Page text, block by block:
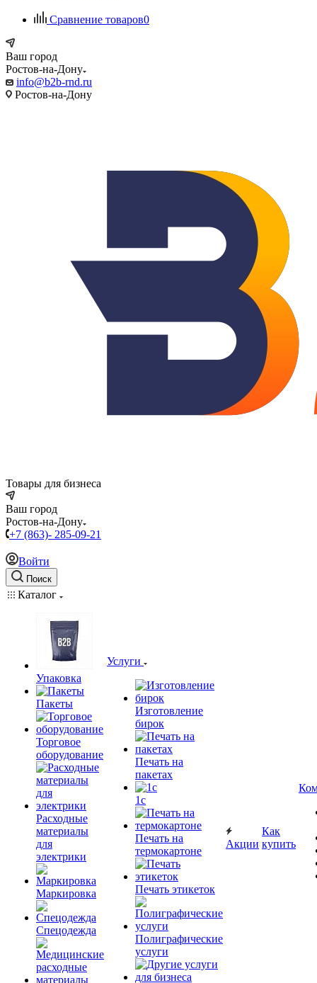
Сравнение товаров0
Ваш город
Ростов-на-Дону
info@b2b-rnd.ru
Ростов-на-Дону
Товары для бизнеса
Ваш город
Ростов-на-Дону
+7 (863)- 285-09-21
Войти
Поиск
Каталог
Упаковка
Пакеты
Торговое
оборудование
Расходные
материалы
для
электрики
Маркировка
Спецодежда
Услуги
Изготовление
бирок
Печать на
пакетах
1c
Печать на
термокартоне
Печать этикеток
Полиграфические
услуги
Акции
Как
купить